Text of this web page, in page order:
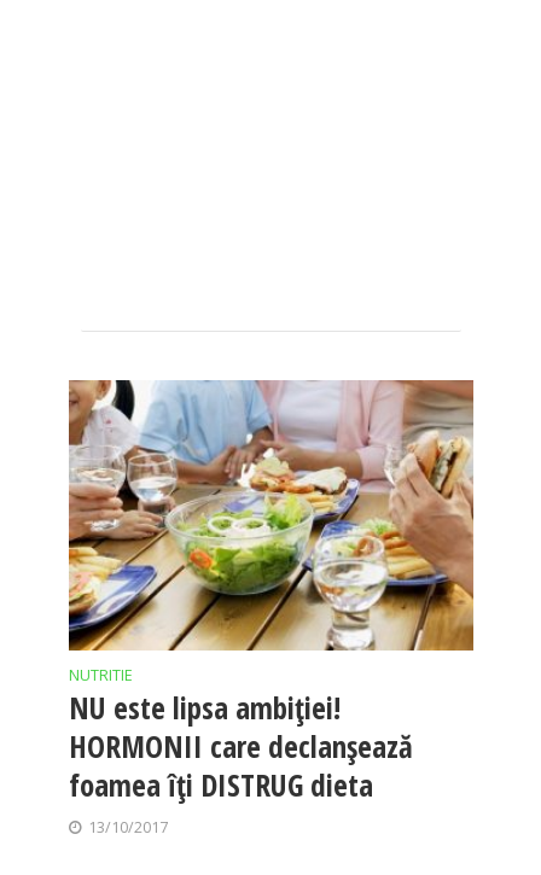
NUTRITIE
NU este lipsa ambiției!
HORMONII care declanșează
foamea îți DISTRUG dieta
13/10/2017